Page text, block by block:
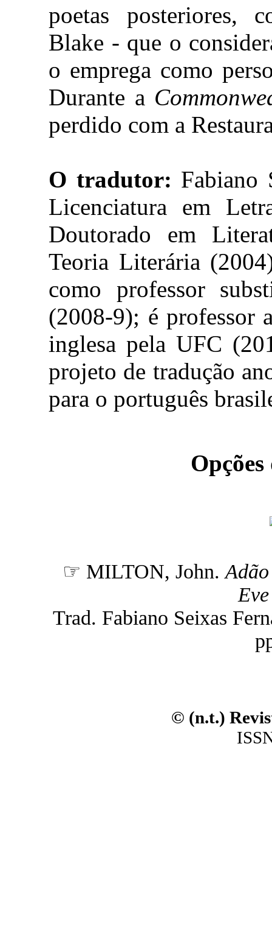
poetas posteriores,
Blake - que o
o emprega como
Durante a
perdido com a
O tradutor: Fabiano
Licenciatura em
Doutorado em
Teoria Literária
como professor
(2008-9); é professor
inglesa pela UFC
projeto de tradução
para o português
☞ MILTON, John.
Trad. Fabiano Seixas
© (n.t.)